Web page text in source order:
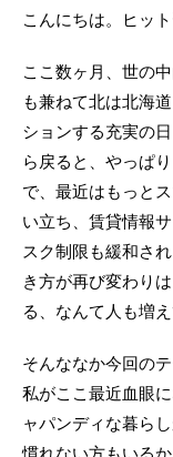
こんにちは。ヒッ
ここ数ヶ月、世の
も兼ねて北は北海
ションする充実の
ら戻ると、やっぱ
で、最近はもっと
い立ち、賃貸情報
スク制限も緩和さ
き方が再び変わり
る、なんて人も増
そんななか今回の
私がここ最近血眼
ャパンディな暮ら